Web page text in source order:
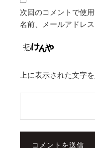
次回のコメントで使
名前、メールアドレ
上に表示された文字